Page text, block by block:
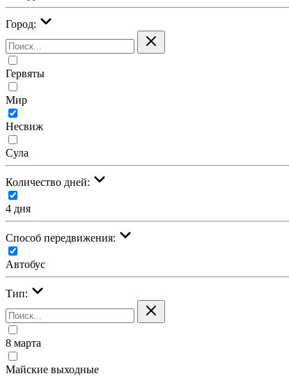
Город:
Гервяты
Мир
Несвиж
Сула
Количество дней:
4 дня
Cпособ передвижения:
Автобус
Тип:
8 марта
Майские выходные